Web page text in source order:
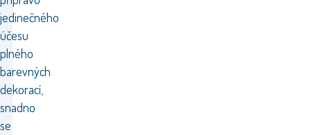
jedinečného
účesu
plného
barevných
dekorací,
snadno
se